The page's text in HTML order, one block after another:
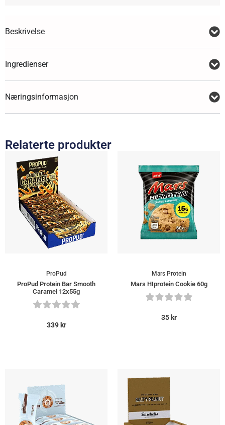
Beskrivelse
Ingredienser
Næringsinformasjon
Relaterte produkter
ProPud
ProPud Protein Bar Smooth
Caramel 12x55g
339kr
Mars Protein
Mars HIprotein Cookie 60g
35kr